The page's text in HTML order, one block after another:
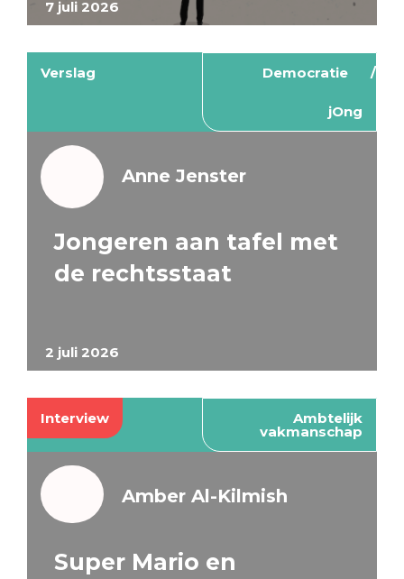
7 juli 2026
Verslag Democratie
jOng
2 juli 2026
Anne Jenster
Jongeren aan tafel met
de rechtsstaat
Interview Ambtelijk
vakmanschap
Amber Al-Kilmish
Super Mario en